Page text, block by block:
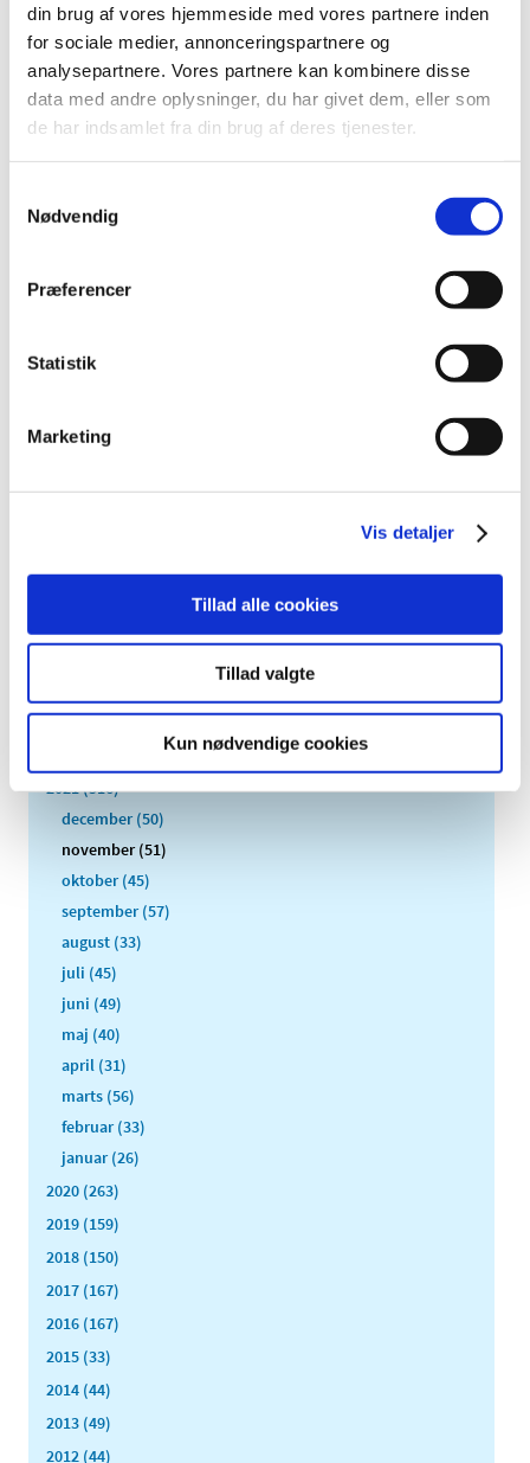
din brug af vores hjemmeside med vores partnere inden
for sociale medier, annonceringspartnere og
analysepartnere. Vores partnere kan kombinere disse
data med andre oplysninger, du har givet dem, eller som
de har indsamlet fra din brug af deres tjenester.
Nødvendig
Præferencer
Statistik
Marketing
Vis detaljer
Tillad alle cookies
Tillad valgte
Kun nødvendige cookies
|4. november 2021|
Vi har valgt ikke at forlænge vores vejledning om
ekstraordinære tiltag i kliniske forsøg under COVID-19…
Forsyningsvanskeligheder for Retsevmo
|4. november 2021|
Retsevmo, 80 mg, hårde kapsler fra Ely Lilly
Forsyningsvanskeligheder for Xylocain-
Der er i øjeblikket problemer med forsyningen af
2023 (195)
2021 (516)
december (50)
november (51)
oktober (45)
september (57)
august (33)
juli (45)
juni (49)
maj (40)
april (31)
marts (56)
februar (33)
januar (26)
2020 (263)
2019 (159)
2018 (150)
2017 (167)
2016 (167)
2015 (33)
2014 (44)
2013 (49)
2012 (44)